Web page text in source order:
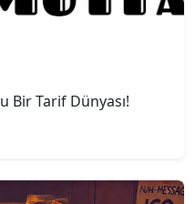
Bir Tarif Dünyası!